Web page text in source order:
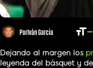
PorIván García
Dejando al margen los
leyenda del básquet y